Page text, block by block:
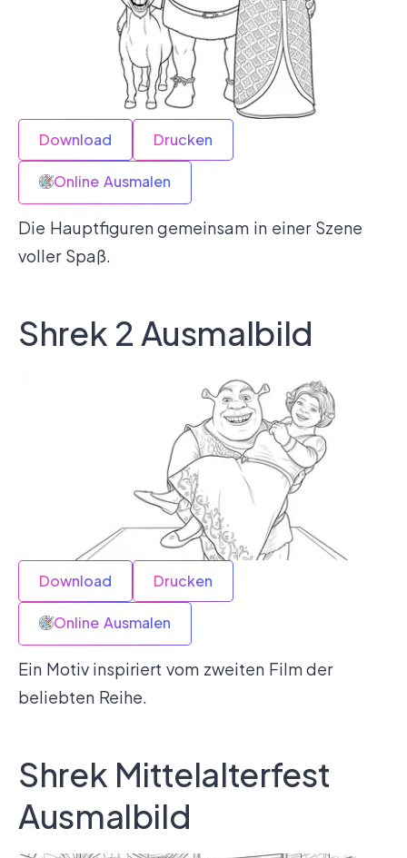
Download Drucken
Online Ausmalen
Die Hauptfiguren gemeinsam in einer Szene
voller Spaß.
Shrek 2 Ausmalbild
Download Drucken
Online Ausmalen
Ein Motiv inspiriert vom zweiten Film der
beliebten Reihe.
Shrek Mittelalterfest
Ausmalbild